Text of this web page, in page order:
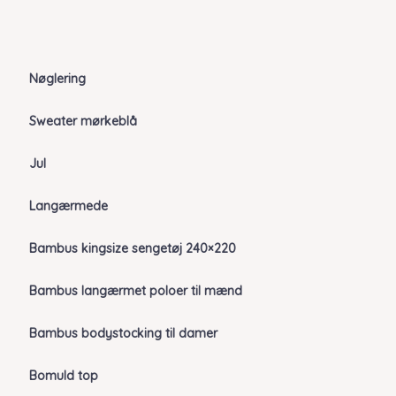
Nøglering
Sweater mørkeblå
Jul
Langærmede
Bambus kingsize sengetøj 240×220
Bambus langærmet poloer til mænd
Bambus bodystocking til damer
Bomuld top